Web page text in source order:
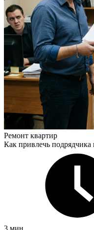
Ремонт квартир
Как привлечь подрядчика
3 мин.